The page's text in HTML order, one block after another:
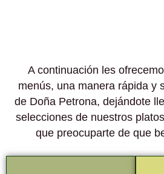
A continuación les
menús, una manera rápida y
de Doña Petrona, dejándote
selecciones de nuestros
que preocuparte de que